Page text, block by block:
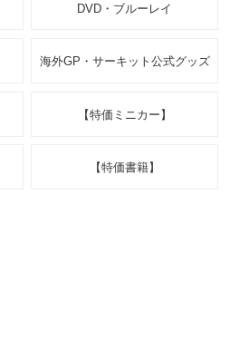
DVD・ブルーレイ
海外GP・サーキット公式グッズ
【特価ミニカー】
【特価書籍】